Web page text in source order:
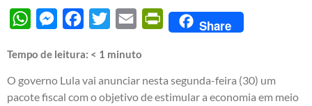
WhatsAppMessengerFacebook
Twitter Email PrintFriendly
Share
Tempo de leitura: < 1 minuto
O governo Lula vai anunciar nesta segunda-feira (30) um
pacote fiscal com o objetivo de estimular a economia em meio